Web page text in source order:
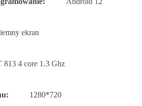
ekran
813 4 core 1.3 Ghz
1280*720